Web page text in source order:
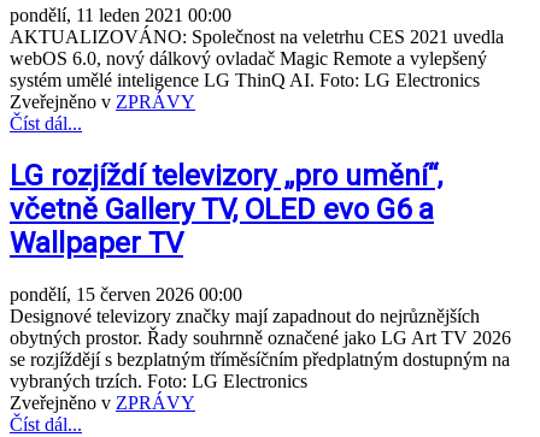
pondělí, 11 leden 2021 00:00
AKTUALIZOVÁNO: Společnost na veletrhu CES 2021 uvedla
webOS 6.0, nový dálkový ovladač Magic Remote a vylepšený
systém umělé inteligence LG ThinQ AI. Foto: LG Electronics
Zveřejněno v ZPRÁVY
Číst dál...
LG rozjíždí televizory „pro umění“,
včetně Gallery TV, OLED evo G6 a
Wallpaper TV
pondělí, 15 červen 2026 00:00
Designové televizory značky mají zapadnout do nejrůznějších
obytných prostor. Řady souhrnně označené jako LG Art TV 2026
se rozjíždějí s bezplatným tříměsíčním předplatným dostupným na
vybraných trzích. Foto: LG Electronics
Zveřejněno v ZPRÁVY
Číst dál...